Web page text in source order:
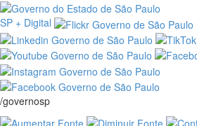
SP + Digital
/governosp